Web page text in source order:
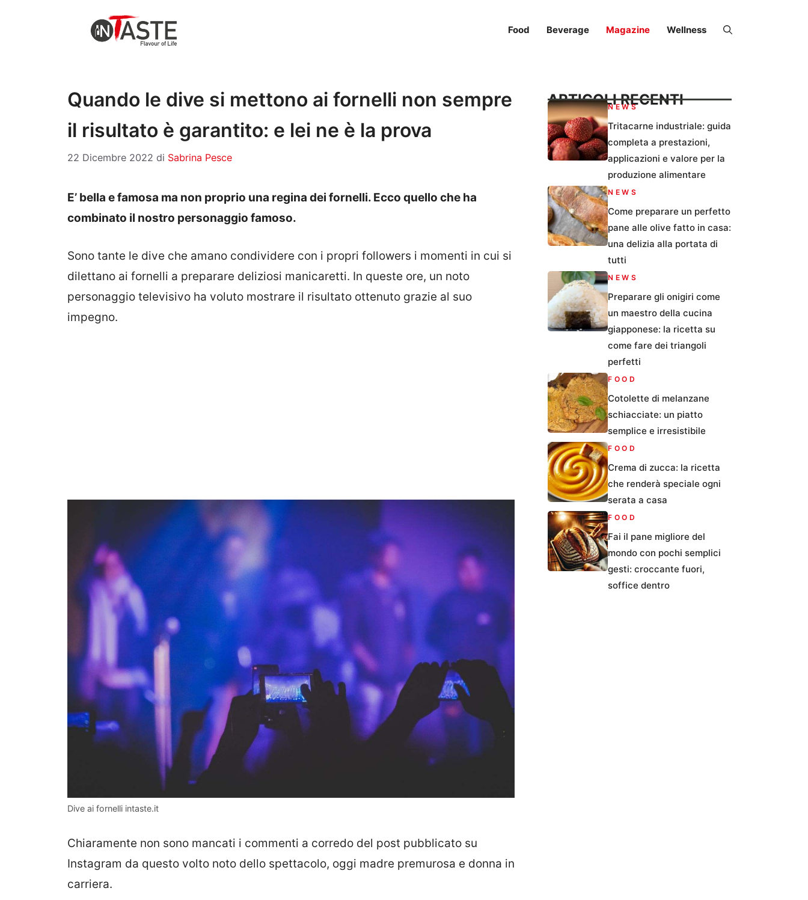
Food Beverage Magazine Wellness
Quando le dive si mettono ai fornelli non sempre
il risultato è garantito: e lei ne è la prova
22 Dicembre 2022 di Sabrina Pesce
E’ bella e famosa ma non proprio una regina dei fornelli. Ecco quello che ha
combinato il nostro personaggio famoso.
Sono tante le dive che amano condividere con i propri followers i momenti in cui si
dilettano ai fornelli a preparare deliziosi manicaretti. In queste ore, un noto
personaggio televisivo ha voluto mostrare il risultato ottenuto grazie al suo
impegno.
Dive ai fornelli intaste.it
Chiaramente non sono mancati i commenti a corredo del post pubblicato su
Instagram da questo volto noto dello spettacolo, oggi madre premurosa e donna in
carriera.
ARTICOLI RECENTI
NEWS
Tritacarne industriale: guida
completa a prestazioni,
applicazioni e valore per la
produzione alimentare
NEWS
Come preparare un perfetto
pane alle olive fatto in casa:
una delizia alla portata di
tutti
NEWS
Preparare gli onigiri come
un maestro della cucina
giapponese: la ricetta su
come fare dei triangoli
perfetti
FOOD
Cotolette di melanzane
schiacciate: un piatto
semplice e irresistibile
FOOD
Crema di zucca: la ricetta
che renderà speciale ogni
serata a casa
FOOD
Fai il pane migliore del
mondo con pochi semplici
gesti: croccante fuori,
soffice dentro